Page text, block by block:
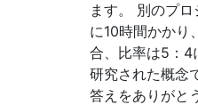
ます。 別のプ
に10時間かかり
合、比率は5：4
研究された概念
答えをありがと